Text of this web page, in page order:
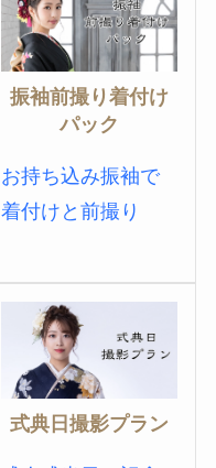
振袖前撮り着付け
パック
お持ち込み振袖で
着付けと前撮り
式典日撮影プラン